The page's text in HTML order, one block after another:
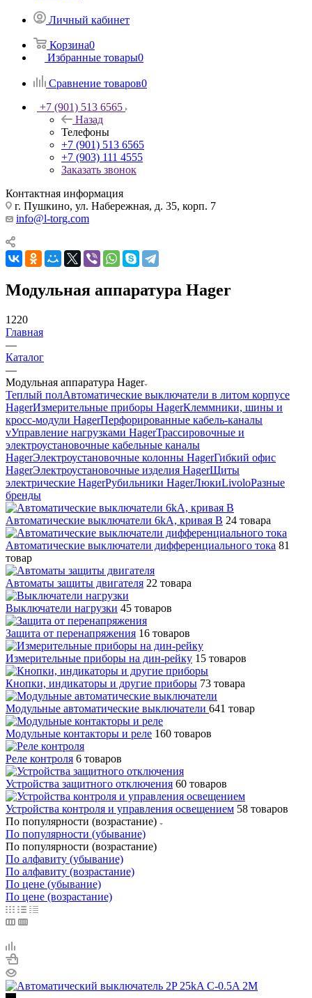
Личный кабинет
Корзина0
Избранные товары0
Сравнение товаров0
+7 (901) 513 6565
Назад
Телефоны
+7 (901) 513 6565
+7 (903) 111 4555
Заказать звонок
Контактная информация
г. Пушкино, ул. Набережная, д. 35, корп. 7
info@l-torg.com
Модульная аппаратура Hager
1220
Главная
—
Каталог
—
Модульная аппаратура Hager
Теплый полАвтоматические выключатели в литом корпусе
HagerИзмерительные приборы HagerКлеммники, шины и
кросс-модули HagerПерфорированные кабель-каналы
vУправление нагрузками HagerТрассировочные и
электроустановочные кабельные каналы
HagerЭлектроустановочные колонны HagerГибкий офис
HagerЭлектроустановочные изделия HagerЩиты
электрические HagerРубильники HagerЛюкиLivoloРазные
бренды
Автоматические выключатели 6kA, кривая В 24 товара
Автоматические выключатели дифференциального тока 81
товар
Автоматы защиты двигателя 22 товара
Выключатели нагрузки 45 товаров
Защита от перенапряжения 16 товаров
Измерительные приборы на дин-рейку 15 товаров
Кнопки, индикаторы и другие приборы 73 товара
Модульные автоматические выключатели 641 товар
Модульные контакторы и реле 160 товаров
Реле контроля 6 товаров
Устройства защитного отключения 60 товаров
Устройства контроля и управления освещением 58 товаров
По популярности (возрастание)
По популярности (убывание)
По популярности (возрастание)
По алфавиту (убывание)
По алфавиту (возрастание)
По цене (убывание)
По цене (возрастание)